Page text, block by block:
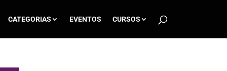
CATEGORIAS EVENTOS CURSOS